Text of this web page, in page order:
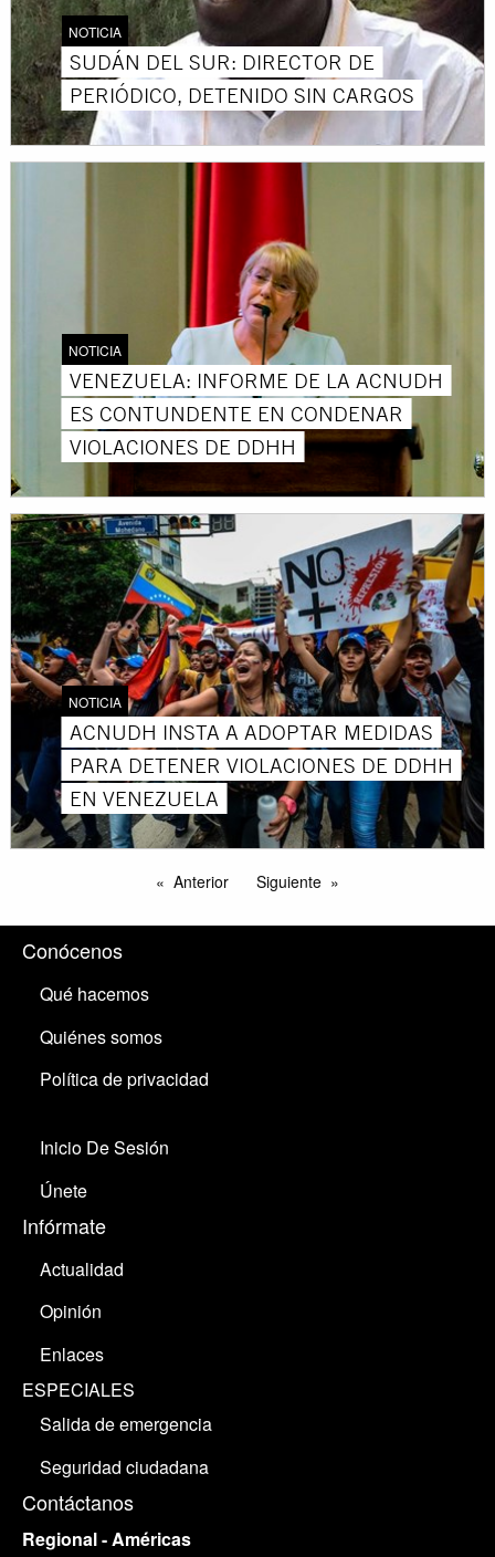
NOTICIA
SUDÁN DEL SUR: DIRECTOR DE
PERIÓDICO, DETENIDO SIN CARGOS
NOTICIA
VENEZUELA: INFORME DE LA ACNUDH
ES CONTUNDENTE EN CONDENAR
VIOLACIONES DE DDHH
NOTICIA
ACNUDH INSTA A ADOPTAR MEDIDAS
PARA DETENER VIOLACIONES DE DDHH
EN VENEZUELA
Anterior Siguiente
Conócenos
Qué hacemos
Quiénes somos
Política de privacidad
Inicio De Sesión
Únete
Infórmate
Actualidad
Opinión
Enlaces
ESPECIALES
Salida de emergencia
Seguridad ciudadana
Contáctanos
Regional - Américas